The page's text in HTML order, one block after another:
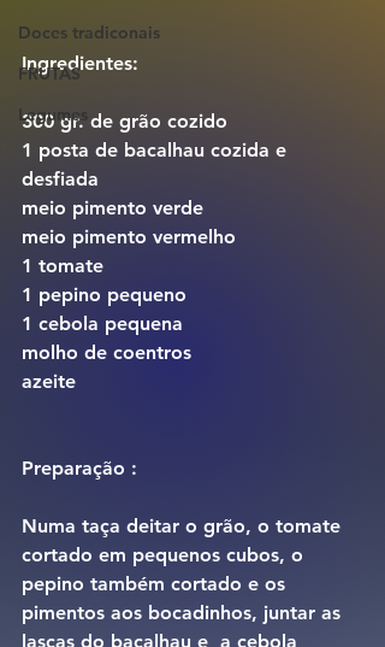
Doces tradiconais
FRUTAS
Legumes
Ingredientes:
300 gr. de grão cozido
1 posta de bacalhau cozida e
desfiada
meio pimento verde
meio pimento vermelho
1 tomate
1 pepino pequeno
1 cebola pequena
molho de coentros
azeite
Preparação :
Numa taça deitar o grão, o tomate
cortado em pequenos cubos, o
pepino também cortado e os
pimentos aos bocadinhos, juntar as
lascas do bacalhau e  a cebola